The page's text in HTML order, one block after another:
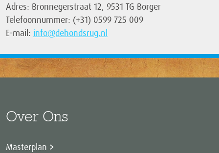
Adres: Bronnegerstraat 12, 9531 TG Borger
Telefoonnummer: (+31) 0599 725 009
E-mail: info@dehondsrug.nl
Over Ons
Masterplan